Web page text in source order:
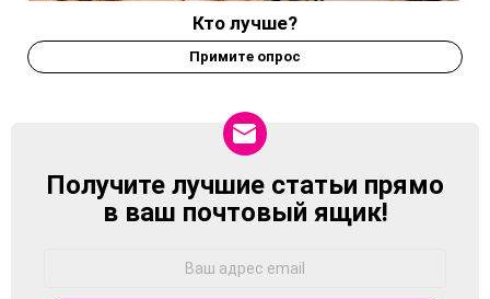
Кто лучше?
Примите опрос
NEWSLETTER
Получите лучшие статьи прямо
в ваш почтовый ящик!